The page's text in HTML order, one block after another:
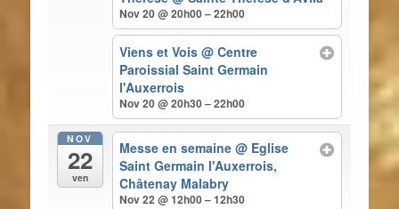
Nov 20 @ 20h00 – 22h00
Viens et Vois@ Centre
Paroissial Saint Germain
l'Auxerrois
Nov 20 @ 20h30 – 22h00
NOV
22
ven
Messe en semaine@ Eglise
Saint Germain l'Auxerrois,
Châtenay Malabry
Nov 22 @ 12h00 – 12h30